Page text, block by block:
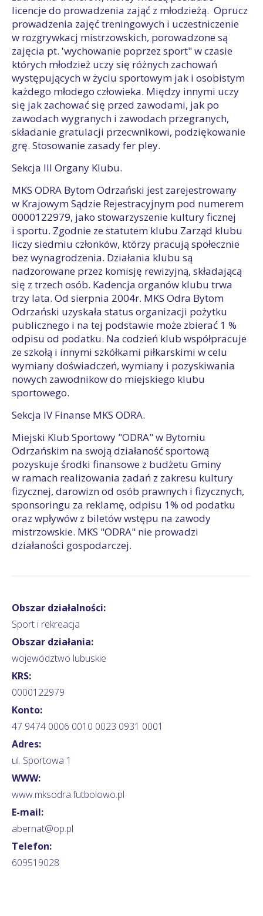
licencje do prowadzenia zająć z młodzieżą. Oprucz
prowadzenia zajęć treningowych i uczestniczenie
w rozgrywkacj mistrzowskich, porowadzone są
zajęcia pt. 'wychowanie poprzez sport" w czasie
których młodzież uczy się różnych zachowań
występujących w życiu sportowym jak i osobistym
każdego młodego człowieka. Między innymi uczy
się jak zachować się przed zawodami, jak po
zawodach wygranych i zawodach przegranych,
składanie gratulacji przecwnikowi, podziękowanie
grę. Stosowanie zasady fer pley.
Sekcja III Organy Klubu.
MKS ODRA Bytom Odrzański jest zarejestrowany
w Krajowym Sądzie Rejestracyjnym pod numerem
0000122979, jako stowarzyszenie kultury ficznej
i sportu. Zgodnie ze statutem klubu Zarząd klubu
liczy siedmiu członków, którzy pracują społecznie
bez wynagrodzenia. Działania klubu są
nadzorowane przez komisję rewizyjną, składającą
się z trzech osób. Kadencja organów klubu trwa
trzy lata. Od sierpnia 2004r. MKS Odra Bytom
Odrzański uzyskała status organizacji pożytku
publicznego i na tej podstawie może zbierać 1 %
odpisu od podatku. Na codzień klub współpracuje
ze szkołą i innymi szkółkami piłkarskimi w celu
wymiany doświadczeń, wymiany i pozyskiwania
nowych zawodnikow do miejskiego klubu
sportowego.
Sekcja IV Finanse MKS ODRA.
Miejski Klub Sportowy "ODRA" w Bytomiu
Odrzańskim na swoją działaność sportową
pozyskuje środki finansowe z budżetu Gminy
w ramach realizowania zadań z zakresu kultury
fizycznej, darowizn od osób prawnych i fizycznych,
sponsoringu za reklamę, odpisu 1% od podatku
oraz wpływów z biletów wstępu na zawody
mistrzowskie. MKS "ODRA" nie prowadzi
działaności gospodarczej.
Obszar działalności:
Sport i rekreacja
Obszar działania:
województwo lubuskie
KRS:
0000122979
Konto:
47 9474 0006 0010 0023 0931 0001
Adres:
ul. Sportowa 1
WWW:
www.mksodra.futbolowo.pl
E-mail:
abernat@op.pl
Telefon:
609519028